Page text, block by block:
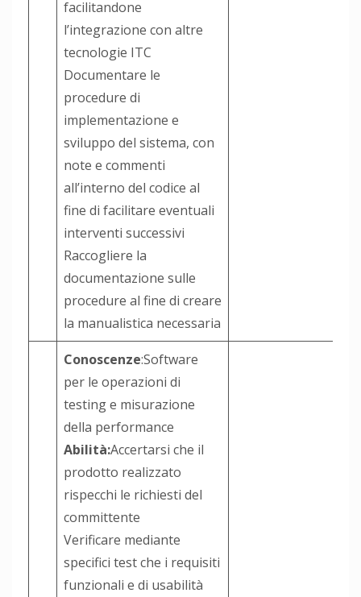
facilitandone
l’integrazione con altre
tecnologie ITC
Documentare le
procedure di
implementazione e
sviluppo del sistema, con
note e commenti
all’interno del codice al
fine di facilitare eventuali
interventi successivi
Raccogliere la
documentazione sulle
procedure al fine di creare
la manualistica necessaria
Conoscenze:Software
per le operazioni di
testing e misurazione
della performance
Abilità:Accertarsi che il
prodotto realizzato
rispecchi le richiesti del
committente
Verificare mediante
specifici test che i requisiti
funzionali e di usabilità